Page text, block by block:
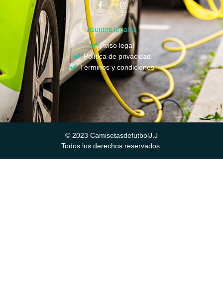
Asuntos legales
Aviso legal
Política de privacidad
Términos y condiciones
© 2023 CamisetasdefutbolJ.J
Todos los derechos reservados